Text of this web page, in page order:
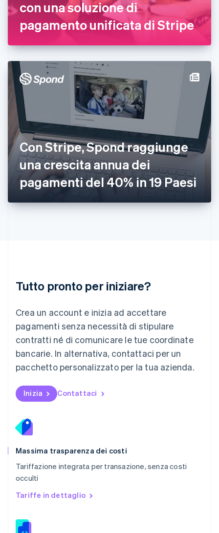
con una soluzione di
pagamento unificata di Stripe
Con Stripe, Spond raggiunge
una crescita annua dei
pagamenti del 40% in 19 Paesi
Tutto pronto per iniziare?
Crea un account e inizia ad accettare
pagamenti senza necessità di stipulare
contratti né di comunicare le tue coordinate
bancarie. In alternativa, contattaci per un
pacchetto personalizzato per la tua azienda.
Inizia Contattaci
Massima trasparenza dei costi
Tariffazione integrata per transazione, senza costi
occulti
Tariffe in dettaglio
Finlandia
Svenska
Francia
English
Germania
Giappone
日本語English
Gibilterra
India
English
Irlanda
English
Italia
ItalianoEnglish
Lettonia
English
Liechtenstein
Malta
English
EspañolEnglish
Norvegia
English
Nuova Zelanda
English
NederlandsEnglish
English
Portogallo
RAS di Hong Kong, Cina
English
English
English
Romania
English
Slovacchia